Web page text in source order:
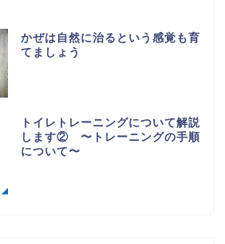
かぜは自然に治るという感覚も育
てましょう
トイレトレーニングについて解説
します② 〜トレーニングの手順
について〜